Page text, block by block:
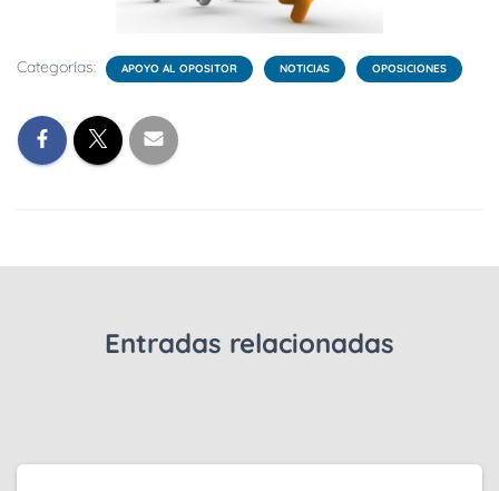
Categorías: APOYO AL OPOSITOR NOTICIAS OPOSICIONES
Entradas relacionadas